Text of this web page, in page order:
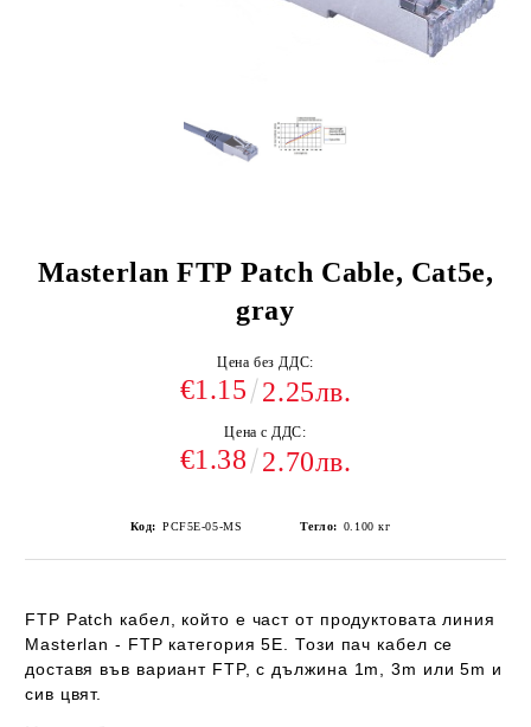
Masterlan FTP Patch Cable, Cat5e,
gray
Цена без ДДС:
€1.15 2.25лв.
Цена с ДДС:
€1.38 2.70лв.
Код: PCF5E-05-MS Тегло: 0.100 кг
FTP Patch кабел , който е част от продуктовата линия
Masterlan - FTP категория 5E . Този пач кабел се
доставя във вариант FTP, с дължина 1m, 3m или 5m и
сив цвят.